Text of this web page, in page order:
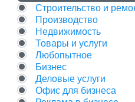
Строительство и
Производство
Недвижимость
Товары и услуги
Любопытное
Бизнес
Деловые услуги
Офис для бизнеса